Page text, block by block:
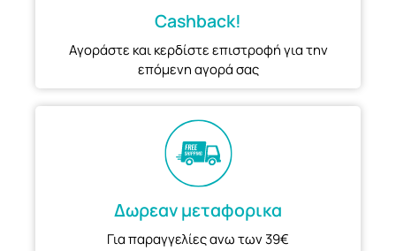
Cashback!
Αγοράστε και κερδίστε επιστροφή για την
επόμενη αγορά σας
Δωρεαν μεταφορικα
Για παραγγελίες ανω των 39€